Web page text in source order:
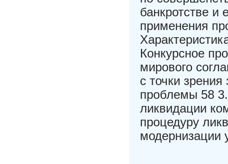
банкротстве и
применения
Конкурсное
мирового
с точки
проблемы 58
ликвидации
процедуру
модернизации